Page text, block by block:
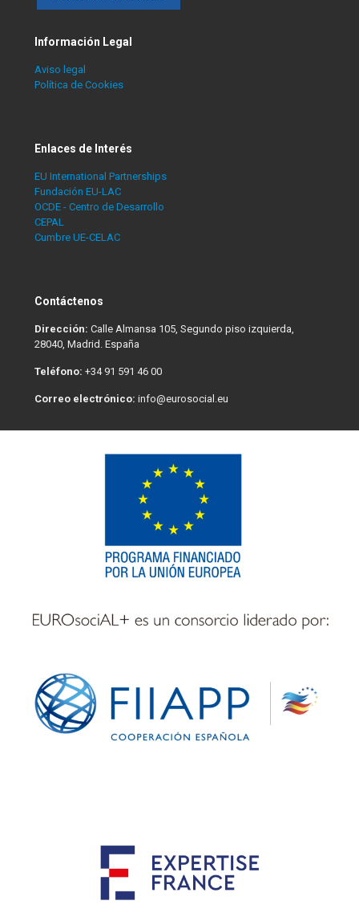
Información Legal
Aviso legal
Política de Cookies
Enlaces de Interés
EU International Partnerships
Fundación EU-LAC
OCDE - Centro de Desarrollo
CEPAL
Cumbre UE-CELAC
Contáctenos
Dirección: Calle Almansa 105, Segundo piso izquierda,
28040, Madrid. España
Teléfono: +34 91 591 46 00
Correo electrónico: info@eurosocial.eu